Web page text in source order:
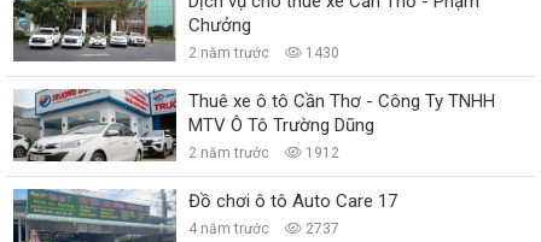
Chưởng
2 năm trước 1430
Thuê xe ô tô Cần Thơ - Công Ty TNHH
MTV Ô Tô Trường Dũng
2 năm trước 1912
Đồ chơi ô tô Auto Care 17
4 năm trước 2737